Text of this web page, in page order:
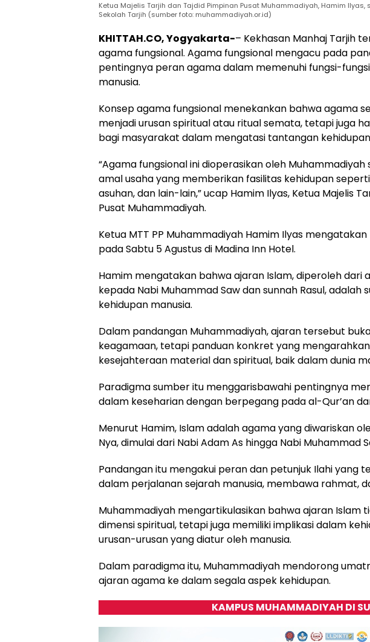
Ketua Majelis Tarjih dan Tajdid Pimpinan Pusat Muhammadiyah, Hamim
Sekolah Tarjih (sumber foto: muhammadiyah.or.id)
KHITTAH.CO, Yogyakarta-– Kekhasan Manhaj Tarjih
agama fungsional. Agama fungsional mengacu pada
pentingnya peran agama dalam memenuhi fungsi-
manusia.
Konsep agama fungsional menekankan bahwa agama
menjadi urusan spiritual atau ritual semata, tetapi juga
bagi masyarakat dalam mengatasi tantangan
“Agama fungsional ini dioperasikan oleh
amal usaha yang memberikan fasilitas kehidupan
asuhan, dan lain-lain,” ucap Hamim Ilyas, Ketua Majelis
Pusat Muhammadiyah.
Ketua MTT PP Muhammadiyah Hamim Ilyas
pada Sabtu 5 Agustus di Madina Inn Hotel.
Hamim mengatakan bahwa ajaran Islam, diperoleh dari
kepada Nabi Muhammad Saw dan sunnah Rasul, adalah
kehidupan manusia.
Dalam pandangan Muhammadiyah, ajaran tersebut
keagamaan, tetapi panduan konkret yang
kesejahteraan material dan spiritual, baik dalam dunia
Paradigma sumber itu menggarisbawahi pentingnya
dalam keseharian dengan berpegang pada al-Qur’an
Menurut Hamim, Islam adalah agama yang diwariskan
Nya, dimulai dari Nabi Adam As hingga Nabi Muhammad
Pandangan itu mengakui peran dan petunjuk Ilahi yang
dalam perjalanan sejarah manusia, membawa rahmat,
Muhammadiyah mengartikulasikan bahwa ajaran Islam
dimensi spiritual, tetapi juga memiliki implikasi dalam
urusan-urusan yang diatur oleh manusia.
Dalam paradigma itu, Muhammadiyah mendorong
ajaran agama ke dalam segala aspek kehidupan.
KAMPUS MUHAMMADIYAH DI